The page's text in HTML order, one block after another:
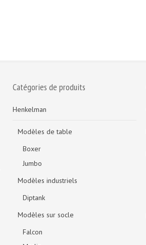
Catégories de produits
Henkelman
Modèles de table
Boxer
Jumbo
Modèles industriels
Diptank
Modèles sur socle
Falcon